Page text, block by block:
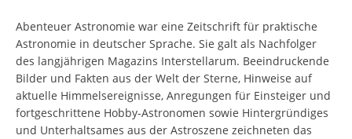
Abenteuer Astronomie war eine Zeitschrift für praktische
Astronomie in deutscher Sprache. Sie galt als Nachfolger
des langjährigen Magazins Interstellarum. Beeindruckende
Bilder und Fakten aus der Welt der Sterne, Hinweise auf
aktuelle Himmelsereignisse, Anregungen für Einsteiger und
fortgeschrittene Hobby-Astronomen sowie Hintergründiges
und Unterhaltsames aus der Astroszene zeichneten das